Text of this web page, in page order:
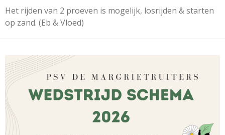
Het rijden van 2 proeven is mogelijk, losrijden & starten
op zand. (Eb & Vloed)